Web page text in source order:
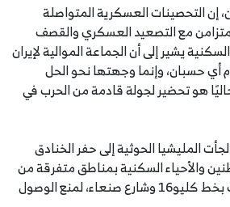
إن التحصينات العسكرية المتواصلة
مع التصعيد العسكري والقصف
يشير إلى أن الجماعة الموالية لإيران
أي حسبان، وإنما وجهتها نحو الحل
هو تحضير لجولة قادمة من الحرب في
المليشيا الحوثية إلى حفر الخنادق
والأحياء السكنية بمناطق متفرقة من
الحديدة، وتفجير الطرقات بخط كليو16 وشارع صنعاء، لمنع الوصول